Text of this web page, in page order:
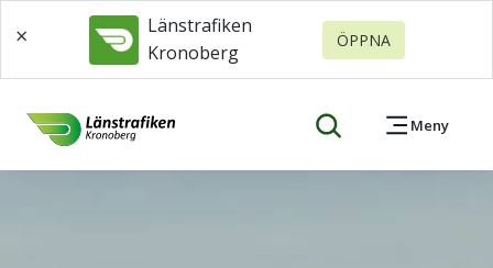
×
Länstrafiken
Kronoberg
ÖPPNA
Meny